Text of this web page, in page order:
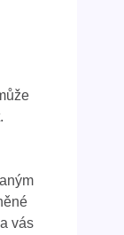
vás